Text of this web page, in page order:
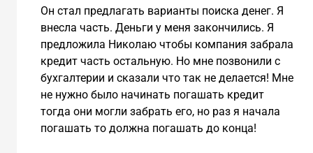
Он стал предлагать варианты поиска денег. Я
внесла часть. Деньги у меня закончились. Я
предложила Николаю чтобы компания забрала
кредит часть остальную. Но мне позвонили с
бухгалтерии и сказали что так не делается! Мне
не нужно было начинать погашать кредит
тогда они могли забрать его, но раз я начала
погашать то должна погашать до конца!